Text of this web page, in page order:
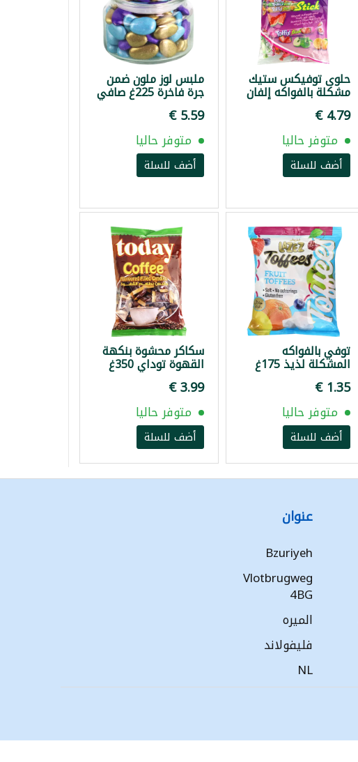
حلوى توفيكس ستيك
مشكلة بالفواكه إلفان
800غ
متوفر حاليا
أضف للسلة
ملبس لوز ملون ضمن
جرة فاخرة 225غ صافي
متوفر حاليا
أضف للسلة
توفي بالفواكه
المشكلة لذيذ 175غ
متوفر حاليا
أضف للسلة
سكاكر محشوة بنكهة
القهوة توداي 350غ
متوفر حاليا
أضف للسلة
عنوان
Bzuriyeh
Vlotbrugweg
4BG
الميره
فليفولاند
NL